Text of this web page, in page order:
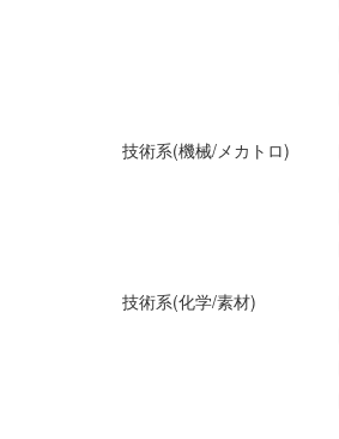
技術系(機械/メカトロ)
技術系(化学/素材)